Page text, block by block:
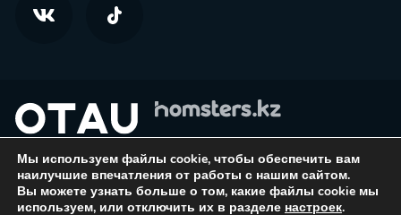
© Homsters.kz — все права защищены
Политика конфиденциальности
Мы используем файлы cookie, чтобы обеспечить вам
наилучшие впечатления от работы с нашим сайтом.
Вы можете узнать больше о том, какие файлы cookie мы
используем, или отключить их в разделе настроек.